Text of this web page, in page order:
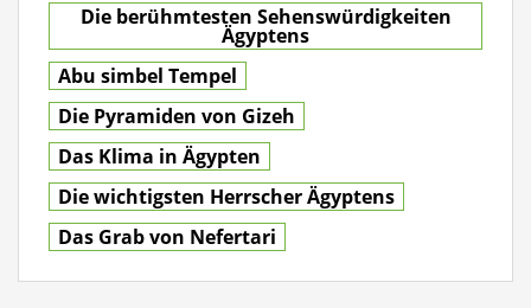
Die berühmtesten Sehenswürdigkeiten
Ägyptens
Abu simbel Tempel
Die Pyramiden von Gizeh
Das Klima in Ägypten
Die wichtigsten Herrscher Ägyptens
Das Grab von Nefertari